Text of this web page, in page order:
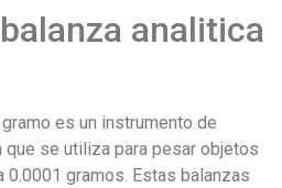
analitica
es un instrumento de
se utiliza para pesar objetos
0.0001 gramos. Estas balanzas